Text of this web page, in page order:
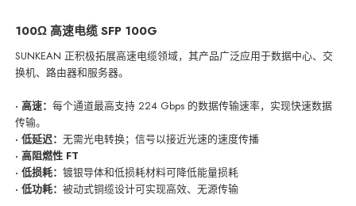
100Ω 高速电缆 SFP 100G
SUNKEAN 正积极拓展高速电缆领域，其产品广泛应用于数据中心、交
换机、路由器和服务器。
· 高速：每个通道最高支持 224 Gbps 的数据传输速率，实现快速数据
传输。
· 低延迟：无需光电转换；信号以接近光速的速度传播
· 高阻燃性 FT
· 低损耗：镀银导体和低损耗材料可降低能量损耗
· 低功耗：被动式铜缆设计可实现高效、无源传输